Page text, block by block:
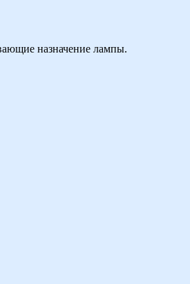
назначение лампы.